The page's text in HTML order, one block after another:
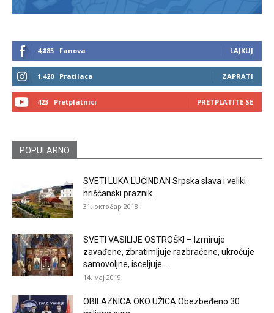
4,885 Fanova LAJKUJ
1,420 Pratilaca ZAPRATI
423 Pretplatnici PRETPLATITE SE
POPULARNO
SVETI LUKA LUČINDAN Srpska slava i veliki
hrišćanski praznik
31. октобар 2018.
SVETI VASILIJE OSTROŠKI – Izmiruje
zavađene, zbratimljuje razbraćene, ukroćuje
samovoljne, isceljuje...
14. мај 2019.
OBILAZNICA OKO UŽICA Obezbeđeno 30